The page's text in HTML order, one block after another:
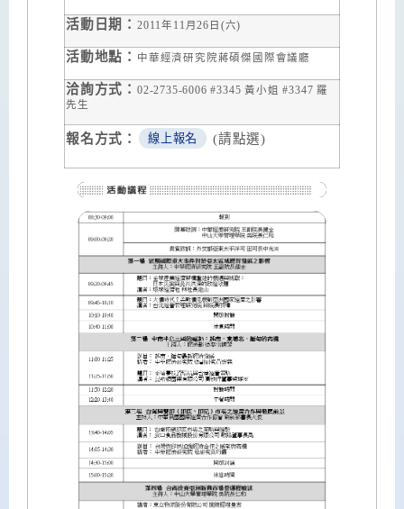
活動日期： 2011年 11 月26 日 (六)
活動地點： 中華經濟研究院蔣碩傑國際會議廳
洽詢方式： 02-2735-6006 #3345黃小姐 #3347 羅
先生
報名方式： 線上報名 (請點選)